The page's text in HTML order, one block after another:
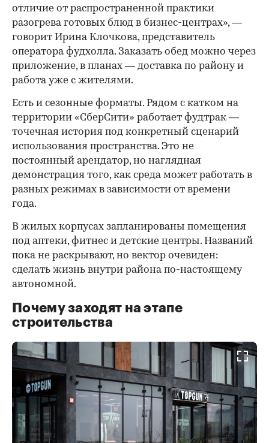
отличие от распространенной практики
разогрева готовых блюд в бизнес-центрах», —
говорит Ирина Клочкова, представитель
оператора фудхолла. Заказать обед можно через
приложение, в планах — доставка по району и
работа уже с жителями.
Есть и сезонные форматы. Рядом с катком на
территории «СберСити» работает фудтрак —
точечная история под конкретный сценарий
использования пространства. Это не
постоянный арендатор, но наглядная
демонстрация того, как среда может работать в
разных режимах в зависимости от времени
года.
В жилых корпусах запланированы помещения
под аптеки, фитнес и детские центры. Названий
пока не раскрывают, но вектор очевиден:
сделать жизнь внутри района по-настоящему
автономной.
Почему заходят на этапе
строительства